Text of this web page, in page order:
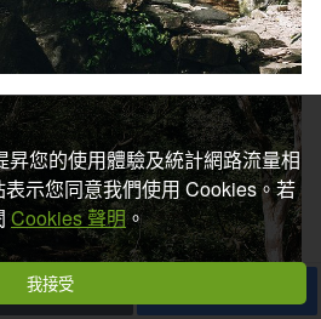
下一篇
您的使用體驗及統計網路流量相
示您同意我們使用 Cookies。若
Cookies 聲明。
我接受